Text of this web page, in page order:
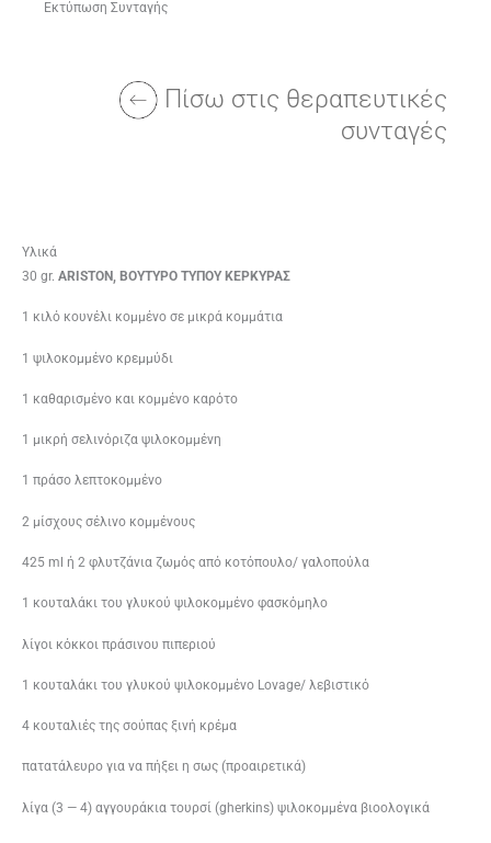
Εκτύπωση Συνταγής
Πίσω στις θεραπευτικές
συνταγές
Υλικά
30 gr. ΑRISTON, ΒΟΥΤΥΡΟ ΤΥΠΟΥ ΚΕΡΚΥΡΑΣ
1 κιλό κουνέλι κομμένο σε μικρά κομμάτια
1 ψιλοκομμένο κρεμμύδι
1 καθαρισμένο και κομμένο καρότο
1 μικρή σελινόριζα ψιλοκομμένη
1 πράσο λεπτοκομμένο
2 μίσχους σέλινο κομμένους
425 ml ή 2 φλυτζάνια ζωμός από κοτόπουλο/ γαλοπούλα
1 κουταλάκι του γλυκού ψιλοκομμένο φασκόμηλο
λίγοι κόκκοι πράσινου πιπεριού
1 κουταλάκι του γλυκού ψιλοκομμένο Lovage/ λεβιστικό
4 κουταλιές της σούπας ξινή κρέμα
πατατάλευρο για να πήξει η σως (προαιρετικά)
λίγα (3 — 4) αγγουράκια τουρσί (gherkins) ψιλοκομμένα βιοολογικά